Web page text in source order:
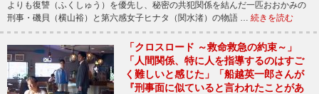
よりも復讐（ふくしゅう）を優先し、秘密の共犯関係を結んだ一匹おおかみの
刑事・磯貝（横山裕）と第六感女子ヒナタ（関水渚）の物語 … 続きを読む
「クロスロード ～救命救急の約束～」
「人間関係、特に人を指導するのはすご
く難しいと感じた」「船越英一郎さんが
『刑事面に似ていると言われたことがあ